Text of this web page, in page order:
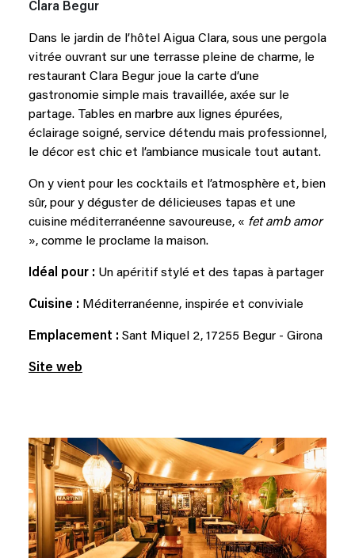
Clara Begur
Dans le jardin de l’hôtel Aigua Clara, sous une pergola
vitrée ouvrant sur une terrasse pleine de charme, le
restaurant Clara Begur joue la carte d’une
gastronomie simple mais travaillée, axée sur le
partage. Tables en marbre aux lignes épurées,
éclairage soigné, service détendu mais professionnel,
le décor est chic et l’ambiance musicale tout autant.
On y vient pour les cocktails et l’atmosphère et, bien
sûr, pour y déguster de délicieuses tapas et une
cuisine méditerranéenne savoureuse, « fet amb amor
», comme le proclame la maison.
Idéal pour : Un apéritif stylé et des tapas à partager
Cuisine : Méditerranéenne, inspirée et conviviale
Emplacement : Sant Miquel 2, 17255 Begur - Girona
Site web